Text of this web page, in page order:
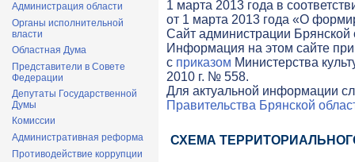
Администрация области
Органы исполнительной
власти
Областная Дума
Представители в Совете
Федерации
Депутаты Государственной
Думы
Комиссии
Административная реформа
Противодействие коррупции
1 марта 2013 года в
от 1 марта 2013 года «О
Cайт администрации Брянской
Информация на этом сайте
с приказом Министерства
2010 г. № 558.
Для актуальной информации
Правительства Брянской
СХЕМА